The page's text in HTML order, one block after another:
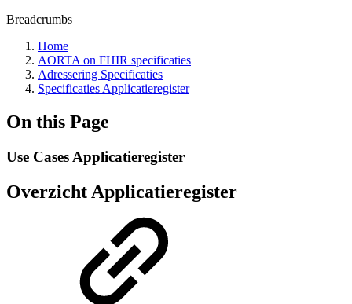
Breadcrumbs
Home
AORTA on FHIR specificaties
Adressering Specificaties
Specificaties Applicatieregister
On this Page
Use Cases Applicatieregister
Overzicht Applicatieregister